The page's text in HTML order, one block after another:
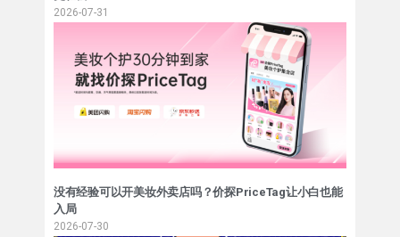
2026-07-31
没有经验可以开美妆外卖店吗？价探PriceTag让小白也能
入局
2026-07-30